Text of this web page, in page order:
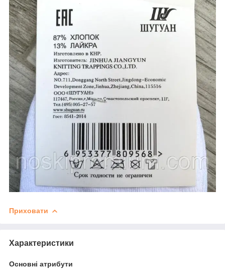
Приховати
Характеристики
Основні атрибути